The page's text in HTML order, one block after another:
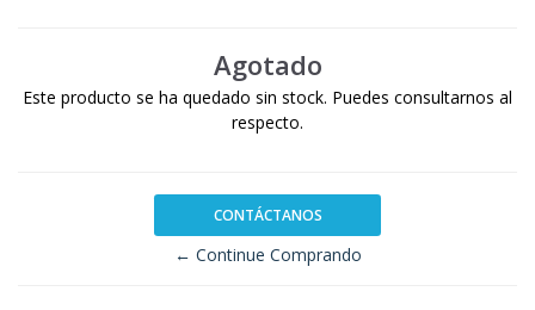
Agotado
Este producto se ha quedado sin stock. Puedes consultarnos al
respecto.
CONTÁCTANOS
← Continue Comprando